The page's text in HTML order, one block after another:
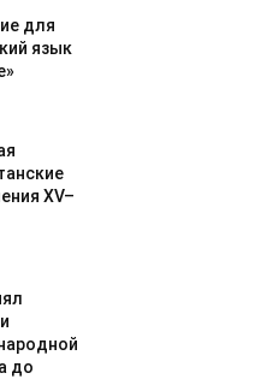
для
язык
XV–
до